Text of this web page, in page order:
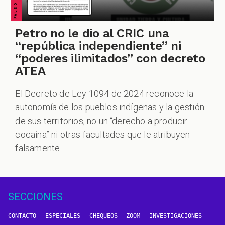
Petro no le dio al CRIC una
“república independiente” ni
“poderes ilimitados” con decreto
ATEA
El Decreto de Ley 1094 de 2024 reconoce la
autonomía de los pueblos indígenas y la gestión
de sus territorios, no un “derecho a producir
cocaína” ni otras facultades que le atribuyen
falsamente.
SECCIONES
CONTACTO ESPECIALES CHEQUEOS ZOOM INVESTIGACIONES